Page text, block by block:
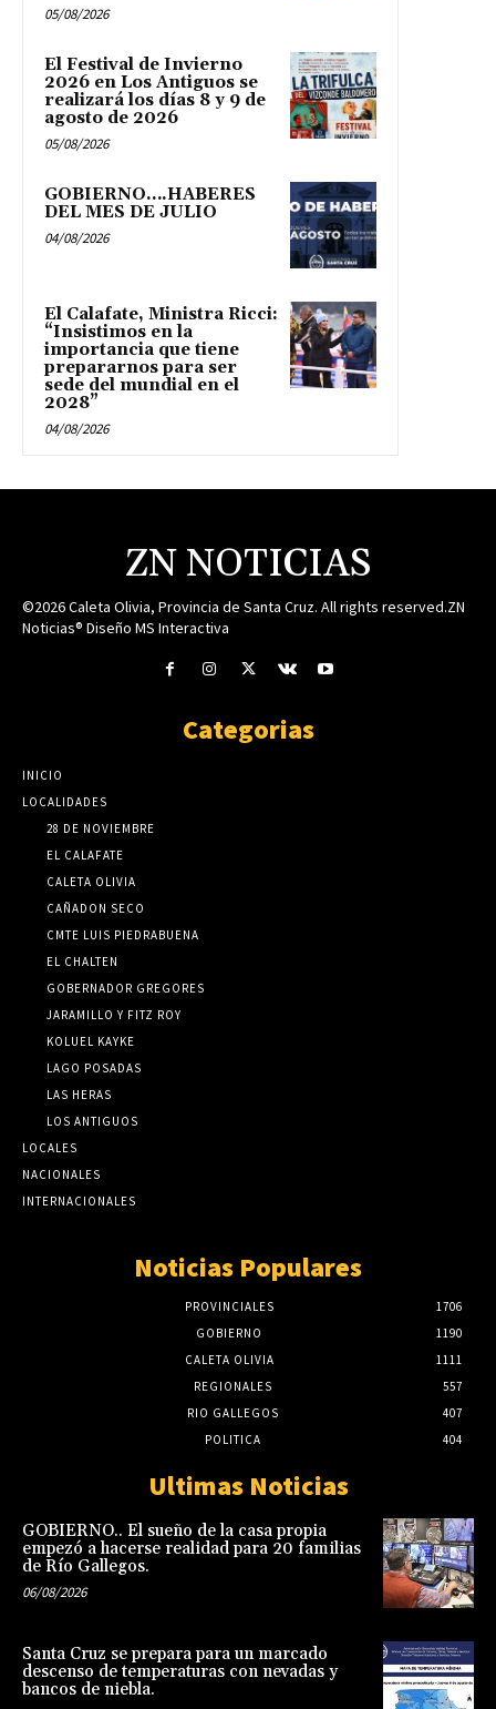
05/08/2026
El Festival de Invierno
2026 en Los Antiguos se
realizará los días 8 y 9 de
agosto de 2026
05/08/2026
GOBIERNO….HABERES
DEL MES DE JULIO
04/08/2026
El Calafate, Ministra Ricci:
“Insistimos en la
importancia que tiene
prepararnos para ser
sede del mundial en el
2028”
04/08/2026
ZN NOTICIAS
©2026 Caleta Olivia, Provincia de Santa Cruz. All rights reserved.ZN
Noticias® Diseño MS Interactiva
Categorias
INICIO
LOCALIDADES
28 DE NOVIEMBRE
EL CALAFATE
CALETA OLIVIA
CAÑADON SECO
CMTE LUIS PIEDRABUENA
EL CHALTEN
GOBERNADOR GREGORES
JARAMILLO Y FITZ ROY
KOLUEL KAYKE
LAGO POSADAS
LAS HERAS
LOS ANTIGUOS
LOCALES
NACIONALES
INTERNACIONALES
Noticias Populares
PROVINCIALES
1706
GOBIERNO
1190
CALETA OLIVIA
1111
REGIONALES
557
RIO GALLEGOS
407
POLITICA
404
Ultimas Noticias
GOBIERNO.. El sueño de la casa propia
empezó a hacerse realidad para 20 familias
de Río Gallegos.
06/08/2026
Santa Cruz se prepara para un marcado
descenso de temperaturas con nevadas y
bancos de niebla.